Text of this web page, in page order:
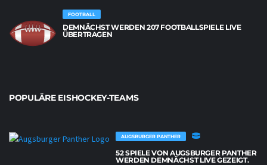
FOOTBALL
DEMNÄCHST WERDEN 207 FOOTBALLSPIELE LIVE
ÜBERTRAGEN
POPULÄRE EISHOCKEY-TEAMS
AUGSBURGER PANTHER
52 SPIELE VON AUGSBURGER PANTHER
WERDEN DEMNÄCHST LIVE GEZEIGT.